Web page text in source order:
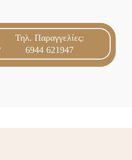
Τηλ. Παραγγελίες:
6944 621947